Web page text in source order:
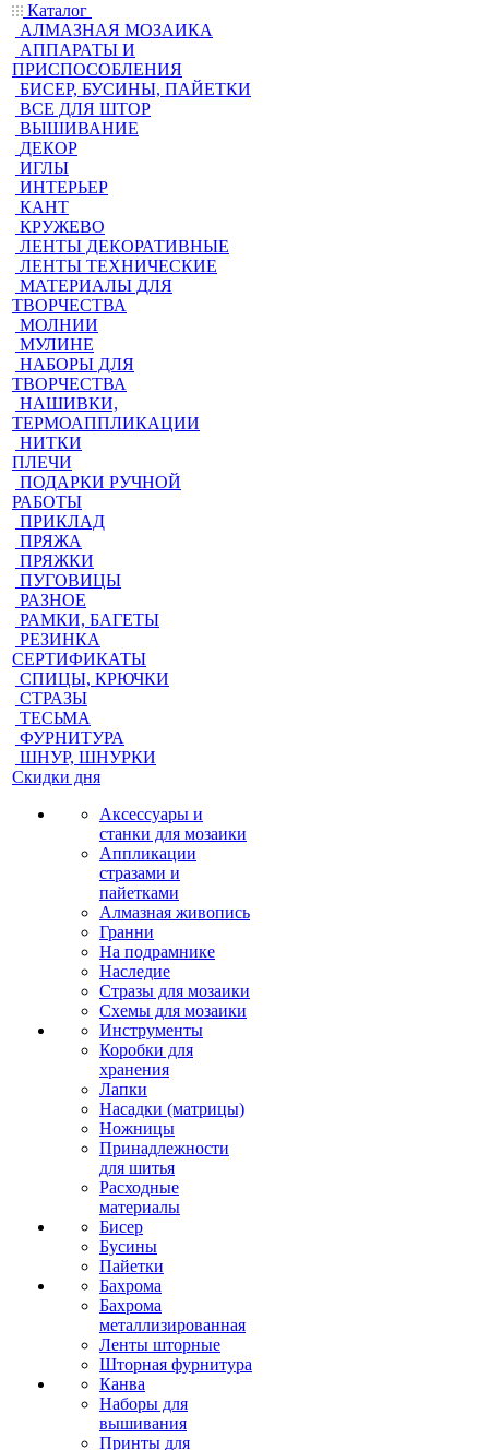
Каталог
АЛМАЗНАЯ МОЗАИКА
АППАРАТЫ И
ПРИСПОСОБЛЕНИЯ
БИСЕР, БУСИНЫ, ПАЙЕТКИ
ВСЕ ДЛЯ ШТОР
ВЫШИВАНИЕ
ДЕКОР
ИГЛЫ
ИНТЕРЬЕР
КАНТ
КРУЖЕВО
ЛЕНТЫ ДЕКОРАТИВНЫЕ
ЛЕНТЫ ТЕХНИЧЕСКИЕ
МАТЕРИАЛЫ ДЛЯ
ТВОРЧЕСТВА
МОЛНИИ
МУЛИНЕ
НАБОРЫ ДЛЯ
ТВОРЧЕСТВА
НАШИВКИ,
ТЕРМОАППЛИКАЦИИ
НИТКИ
ПЛЕЧИ
ПОДАРКИ РУЧНОЙ
РАБОТЫ
ПРИКЛАД
ПРЯЖА
ПРЯЖКИ
ПУГОВИЦЫ
РАЗНОЕ
РАМКИ, БАГЕТЫ
РЕЗИНКА
СЕРТИФИКАТЫ
СПИЦЫ, КРЮЧКИ
СТРАЗЫ
ТЕСЬМА
ФУРНИТУРА
ШНУР, ШНУРКИ
Скидки дня
Аксессуары и
станки для мозаики
Аппликации
стразами и
пайетками
Алмазная живопись
Гранни
На подрамнике
Наследие
Стразы для мозаики
Схемы для мозаики
Инструменты
Коробки для
хранения
Лапки
Насадки (матрицы)
Ножницы
Принадлежности
для шитья
Расходные
материалы
Бисер
Бусины
Пайетки
Бахрома
Бахрома
металлизированная
Ленты шторные
Шторная фурнитура
Канва
Наборы для
вышивания
Принты для